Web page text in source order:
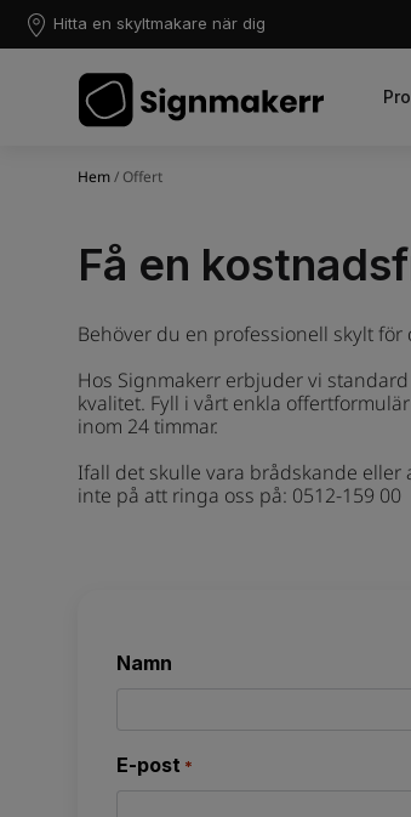
Hitta en skyltmakare när dig
Hem/ Offert
Få en
Behöver du en professionell skylt
Hos Signmakerr erbjuder vi
kvalitet. Fyll i vårt enkla
inom 24 timmar.
Ifall det skulle vara brådskande eller
inte på att ringa oss på: 0512-159 00
Namn
E-post *